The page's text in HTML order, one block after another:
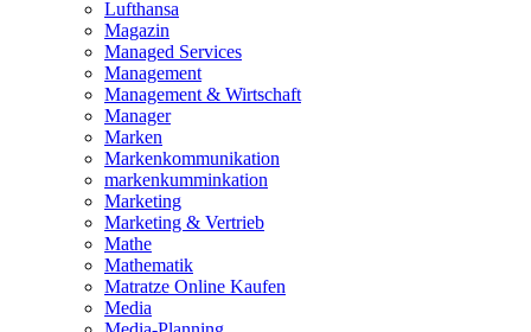
Lufthansa
Magazin
Managed Services
Management
Management & Wirtschaft
Manager
Marken
Markenkommunikation
markenkumminkation
Marketing
Marketing & Vertrieb
Mathe
Mathematik
Matratze Online Kaufen
Media